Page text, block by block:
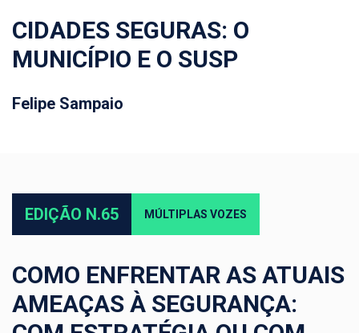
CIDADES SEGURAS: O
MUNICÍPIO E O SUSP
Felipe Sampaio
EDIÇÃO N.65 MÚLTIPLAS VOZES
COMO ENFRENTAR AS ATUAIS
AMEAÇAS À SEGURANÇA: